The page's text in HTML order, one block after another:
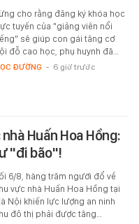
cho rằng đăng ký khóa học
tuyến của "giảng viên nổi
sẽ giúp con gái tăng cơ
đỗ cao học, phụ huynh đã…
ĐƯỜNG - 6 giờ trước
Huấn Hoa Hồng:
"đi bão"!
6/8, hàng trăm người đổ về
vực nhà Huấn Hoa Hồng tại
Nội khiến lực lượng an ninh
đô thị phải được tăng…